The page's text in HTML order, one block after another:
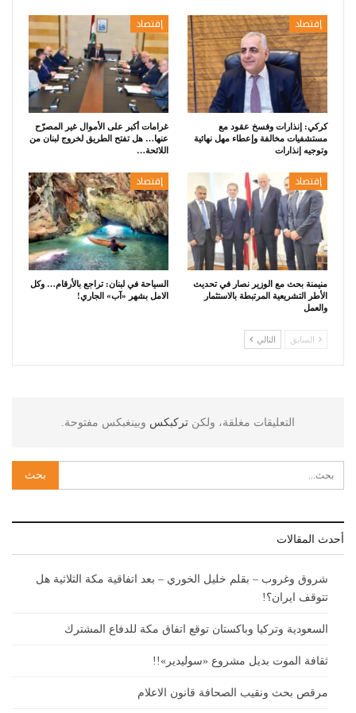
إقتصاد
كركي: إنذارات وفسخ عقود مع
مستشفيات مخالفة وإعطاء مهل نهائية
وتوجيه إنذارات
إقتصاد
غرامات أكبر على الأموال غير المصرّح
عنها… هل تفتح الطريق لخروج لبنان من
اللائحة…
إقتصاد
منيمنة بحث مع الوزير نصار في تحديث
الأطر التشريعية المرتبطة بالاستثمار
والعمل
إقتصاد
السياحة في لبنان: تراجع بالأرقام… وكل
الامل بشهر «آب» الجاري!
السابق التالي
التعليقات مغلقة، ولكن تركبكس وبينغبكس مفتوحة.
أحدث المقالات
شروق وغروب – بقلم خليل الخوري – بعد اتفاقية مكة الثلاثية هل
تتوقف ايران؟!
السعودية وتركيا وباكستان توقع اتفاق مكة للدفاع المشترك
ثقافة الموت بديل مشروع «سوليدير»!!
مرقص بحث ونقيب الصحافة قانون الاعلام